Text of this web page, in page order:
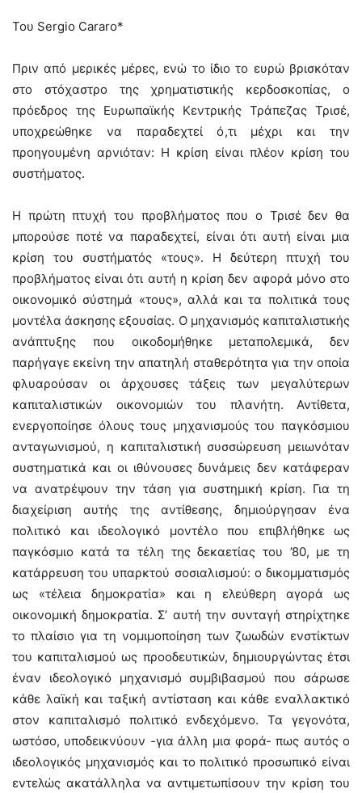
Του Sergio Cararo*
Πριν από μερικές μέρες, ενώ το ίδιο το ευρώ βρισκόταν
στο στόχαστρο της χρηματιστικής κερδοσκοπίας, ο
πρόεδρος της Ευρωπαϊκής Κεντρικής Τράπεζας Τρισέ,
υποχρεώθηκε να παραδεχτεί ό,τι μέχρι και την
προηγουμένη αρνιόταν: Η κρίση είναι πλέον κρίση του
συστήματος.
Η πρώτη πτυχή του προβλήματος που ο Τρισέ δεν θα
μπορούσε ποτέ να παραδεχτεί, είναι ότι αυτή είναι μια
κρίση του συστήματός «τους». Η δεύτερη πτυχή του
προβλήματος είναι ότι αυτή η κρίση δεν αφορά μόνο στο
οικονομικό σύστημά «τους», αλλά και τα πολιτικά τους
μοντέλα άσκησης εξουσίας. Ο μηχανισμός καπιταλιστικής
ανάπτυξης που οικοδομήθηκε μεταπολεμικά, δεν
παρήγαγε εκείνη την απατηλή σταθερότητα για την οποία
φλυαρούσαν οι άρχουσες τάξεις των μεγαλύτερων
καπιταλιστικών οικονομιών του πλανήτη. Αντίθετα,
ενεργοποίησε όλους τους μηχανισμούς του παγκόσμιου
ανταγωνισμού, η καπιταλιστική συσσώρευση μειωνόταν
συστηματικά και οι ιθύνουσες δυνάμεις δεν κατάφεραν
να ανατρέψουν την τάση για συστημική κρίση. Για τη
διαχείριση αυτής της αντίθεσης, δημιούργησαν ένα
πολιτικό και ιδεολογικό μοντέλο που επιβλήθηκε ως
παγκόσμιο κατά τα τέλη της δεκαετίας του ’80, με τη
κατάρρευση του υπαρκτού σοσιαλισμού: ο δικομματισμός
ως «τέλεια δημοκρατία» και η ελεύθερη αγορά ως
οικονομική δημοκρατία. Σ’ αυτή την συνταγή στηρίχτηκε
το πλαίσιο για τη νομιμοποίηση των ζωωδών ενστίκτων
του καπιταλισμού ως προοδευτικών, δημιουργώντας έτσι
έναν ιδεολογικό μηχανισμό συμβιβασμού που σάρωσε
κάθε λαϊκή και ταξική αντίσταση και κάθε εναλλακτικό
στον καπιταλισμό πολιτικό ενδεχόμενο. Τα γεγονότα,
ωστόσο, υποδεικνύουν -για άλλη μια φορά- πως αυτός ο
ιδεολογικός μηχανισμός και το πολιτικό προσωπικό είναι
εντελώς ακατάλληλα να αντιμετωπίσουν την κρίση του